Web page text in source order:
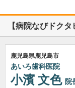
【病院なびドク
鹿児島県鹿児島市
あいろ歯科医院
小濱 文色 院